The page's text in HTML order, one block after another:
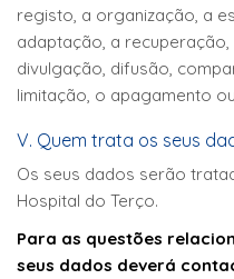
registo, a organização, a
adaptação, a recuperação,
divulgação, difusão,
limitação, o apagamento
V. Quem trata os seus
Os seus dados serão
Hospital do Terço.
Para as questões
seus dados deverá